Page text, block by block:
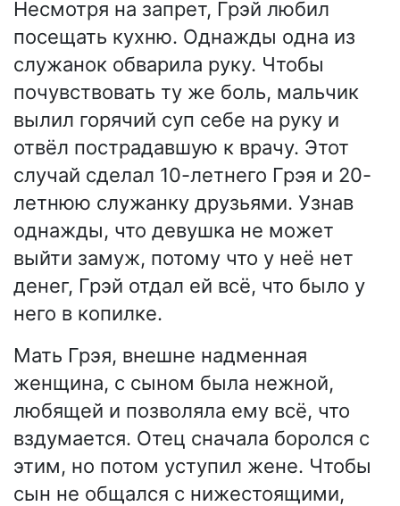
Несмотря на запрет, Грэй любил
посещать кухню. Однажды одна из
служанок обварила руку. Чтобы
почувствовать ту же боль, мальчик
вылил горячий суп себе на руку и
отвёл пострадавшую к врачу. Этот
случай сделал 10-летнего Грэя и 20-
летнюю служанку друзьями. Узнав
однажды, что девушка не может
выйти замуж, потому что у неё нет
денег, Грэй отдал ей всё, что было у
него в копилке.
Мать Грэя, внешне надменная
женщина, с сыном была нежной,
любящей и позволяла ему всё, что
вздумается. Отец сначала боролся с
этим, но потом уступил жене. Чтобы
сын не общался с нижестоящими,